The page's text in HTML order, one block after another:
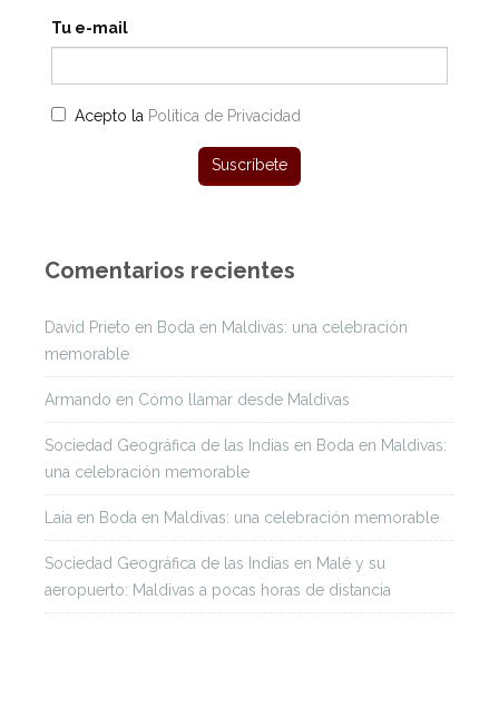
Tu e-mail
Acepto la Política de Privacidad
Comentarios recientes
David Prieto en Boda en Maldivas: una celebración
memorable
Armando en Cómo llamar desde Maldivas
Sociedad Geográfica de las Indias en Boda en Maldivas:
una celebración memorable
Laia en Boda en Maldivas: una celebración memorable
Sociedad Geográfica de las Indias en Malé y su
aeropuerto: Maldivas a pocas horas de distancia